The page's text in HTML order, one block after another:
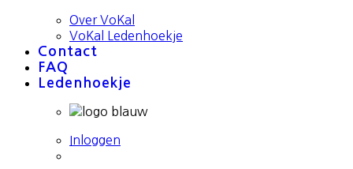
Over VoKal
VoKal Ledenhoekje
Contact
FAQ
Ledenhoekje
Inloggen